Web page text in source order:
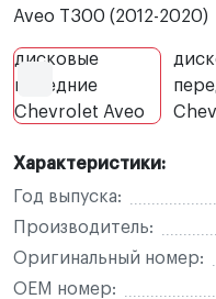
Характеристики:
Год выпуска:
Производитель:
Оригинальный номер:
OEM номер: